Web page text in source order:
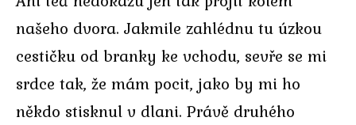
našeho dvora. Jakmile zahlédnu tu úzkou
cestičku od branky ke vchodu, sevře se mi
srdce tak, že mám pocit, jako by mi ho
někdo stisknul v dlani. Právě druhého